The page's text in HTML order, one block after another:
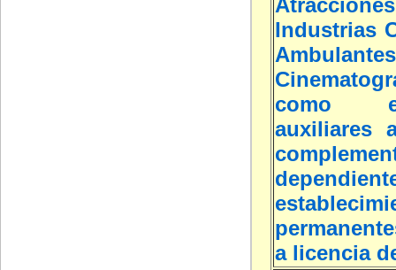
Industrias
como
auxiliares
a licencia